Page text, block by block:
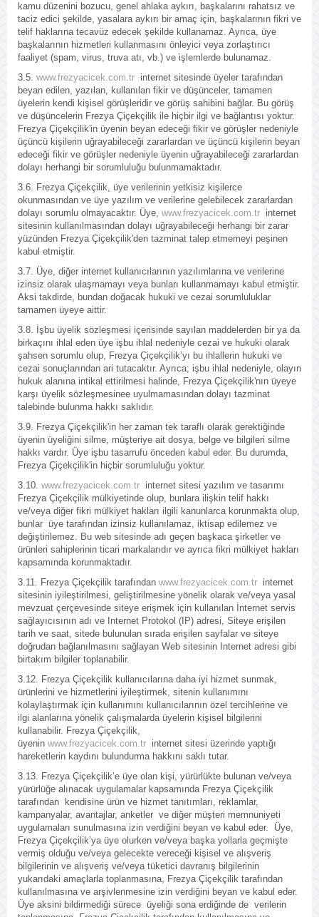
kamu düzenini bozucu, genel ahlaka aykırı, başkalarını rahatsız ve
taciz edici şekilde, yasalara aykırı bir amaç için, başkalarının fikri ve
telif haklarına tecavüz edecek şekilde kullanamaz. Ayrıca, üye
başkalarının hizmetleri kullanmasını önleyici veya zorlaştırıcı
faaliyet (spam, virus, truva atı, vb.) ve işlemlerde bulunamaz.
3.5. www.frezyacicek.com.tr internet sitesinde üyeler tarafından
beyan edilen, yazılan, kullanılan fikir ve düşünceler, tamamen
üyelerin kendi kişisel görüşleridir ve görüş sahibini bağlar. Bu görüş
ve düşüncelerin Frezya Çiçekçilik ile hiçbir ilgi ve bağlantısı yoktur.
Frezya Çiçekçilik'in üyenin beyan edeceği fikir ve görüşler nedeniyle
üçüncü kişilerin uğrayabileceği zararlardan ve üçüncü kişilerin beyan
edeceği fikir ve görüşler nedeniyle üyenin uğrayabileceği zararlardan
dolayı herhangi bir sorumluluğu bulunmamaktadır.
3.6. Frezya Çiçekçilik, üye verilerinin yetkisiz kişilerce
okunmasından ve üye yazılım ve verilerine gelebilecek zararlardan
dolayı sorumlu olmayacaktır. Üye, www.frezyacicek.com.tr internet
sitesinin kullanılmasından dolayı uğrayabileceği herhangi bir zarar
yüzünden Frezya Çiçekçilik'den tazminat talep etmemeyi peşinen
kabul etmiştir.
3.7. Üye, diğer internet kullanıcılarının yazılımlarına ve verilerine
izinsiz olarak ulaşmamayı veya bunları kullanmamayı kabul etmiştir.
Aksi takdirde, bundan doğacak hukuki ve cezai sorumluluklar
tamamen üyeye aittir.
3.8. İşbu üyelik sözleşmesi içerisinde sayılan maddelerden bir ya da
birkaçını ihlal eden üye işbu ihlal nedeniyle cezai ve hukuki olarak
şahsen sorumlu olup, Frezya Çiçekçilik’yı bu ihlallerin hukuki ve
cezai sonuçlarından ari tutacaktır. Ayrıca; işbu ihlal nedeniyle, olayın
hukuk alanına intikal ettirilmesi halinde, Frezya Çiçekçilik'nın üyeye
karşı üyelik sözleşmesinee uyulmamasından dolayı tazminat
talebinde bulunma hakkı saklıdır.
3.9. Frezya Çiçekçilik'in her zaman tek taraflı olarak gerektiğinde
üyenin üyeliğini silme, müşteriye ait dosya, belge ve bilgileri silme
hakkı vardır. Üye işbu tasarrufu önceden kabul eder. Bu durumda,
Frezya Çiçekçilik'in hiçbir sorumluluğu yoktur.
3.10. www.frezyacicek.com.tr internet sitesi yazılım ve tasarımı
Frezya Çiçekçilik mülkiyetinde olup, bunlara ilişkin telif hakkı
ve/veya diğer fikri mülkiyet hakları ilgili kanunlarca korunmakta olup,
bunlar üye tarafından izinsiz kullanılamaz, iktisap edilemez ve
değiştirilemez. Bu web sitesinde adı geçen başkaca şirketler ve
ürünleri sahiplerinin ticari markalarıdır ve ayrıca fikri mülkiyet hakları
kapsamında korunmaktadır.
3.11. Frezya Çiçekçilik tarafından www.frezyacicek.com.tr internet
sitesinin iyileştirilmesi, geliştirilmesine yönelik olarak ve/veya yasal
mevzuat çerçevesinde siteye erişmek için kullanılan İnternet servis
sağlayıcısının adı ve Internet Protokol (IP) adresi, Siteye erişilen
tarih ve saat, sitede bulunulan sırada erişilen sayfalar ve siteye
doğrudan bağlanılmasını sağlayan Web sitesinin Internet adresi gibi
birtakım bilgiler toplanabilir.
3.12. Frezya Çiçekçilik kullanıcılarına daha iyi hizmet sunmak,
ürünlerini ve hizmetlerini iyileştirmek, sitenin kullanımını
kolaylaştırmak için kullanımını kullanıcılarının özel tercihlerine ve
ilgi alanlarına yönelik çalışmalarda üyelerin kişisel bilgilerini
kullanabilir. Frezya Çiçekçilik,
üyenin www.frezyacicek.com.tr internet sitesi üzerinde yaptığı
hareketlerin kaydını bulundurma hakkını saklı tutar.
3.13. Frezya Çiçekçilik’e üye olan kişi, yürürlükte bulunan ve/veya
yürürlüğe alınacak uygulamalar kapsamında Frezya Çiçekçilik
tarafından kendisine ürün ve hizmet tanıtımları, reklamlar,
kampanyalar, avantajlar, anketler ve diğer müşteri memnuniyeti
uygulamaları sunulmasına izin verdiğini beyan ve kabul eder. Üye,
Frezya Çiçekçilik’ya üye olurken ve/veya başka yollarla geçmişte
vermiş olduğu ve/veya gelecekte vereceği kişisel ve alışveriş
bilgilerinin ve alışveriş ve/veya tüketici davranış bilgilerinin
yukarıdaki amaçlarla toplanmasına, Frezya Çiçekçilik tarafından
kullanılmasına ve arşivlenmesine izin verdiğini beyan ve kabul eder.
Üye aksini bildirmediği sürece üyeliği sona erdiğinde de verilerin